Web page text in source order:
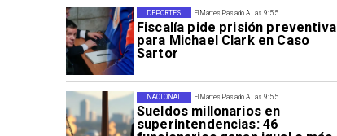
El Martes Pasado A Las 9:55
Fiscalía pide prisión preventiva
para Michael Clark en Caso
Sartor
DEPORTES
El Martes Pasado A Las 9:55
Sueldos millonarios en
superintendencias: 46
NACIONAL